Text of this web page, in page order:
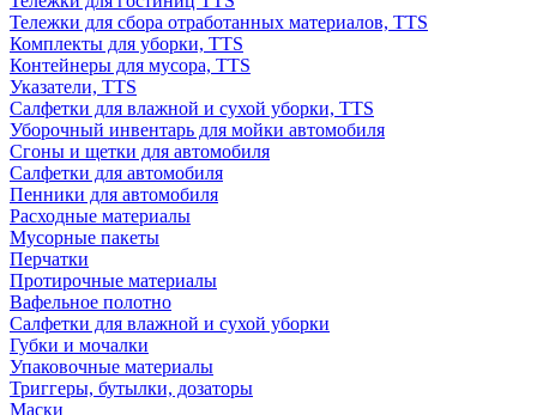
Тележки для сбора отработанных материалов, TTS
Комплекты для уборки, TTS
Контейнеры для мусора, TTS
Указатели, TTS
Салфетки для влажной и сухой уборки, TTS
Уборочный инвентарь для мойки автомобиля
Сгоны и щетки для автомобиля
Салфетки для автомобиля
Пенники для автомобиля
Расходные материалы
Мусорные пакеты
Перчатки
Протирочные материалы
Вафельное полотно
Салфетки для влажной и сухой уборки
Губки и мочалки
Упаковочные материалы
Триггеры, бутылки, дозаторы
Маски